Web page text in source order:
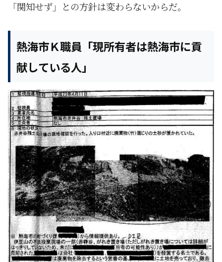
「関知せず」との方針は変わらないからだ。
熱海市Ｋ職員「現所有者は熱海市に貢
献している人」